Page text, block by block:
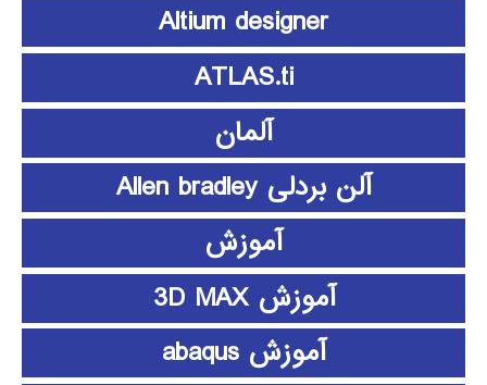
Altium designer
ATLAS.ti
آلمان
آلن بردلی Allen bradley
آموزش
آموزش 3D MAX
آموزش abaqus